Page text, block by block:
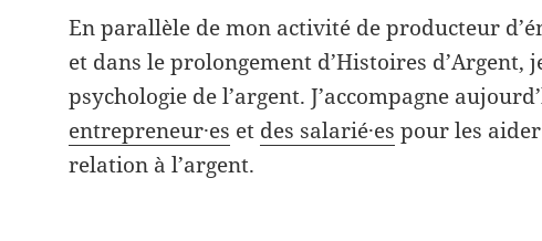
En parallèle de mon activité de producteur
et dans le prolongement d’Histoires d’Argent,
psychologie de l’argent. J’accompagne
entrepreneur·es et des salarié·es pour les
relation à l’argent.